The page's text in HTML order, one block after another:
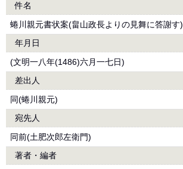
件名
蜷川親元書状案(畠山政長よりの見舞に答謝す)
年月日
(文明一八年(1486)六月一七日)
差出人
同(蜷川親元)
宛先人
同前(土肥次郎左衛門)
著者・編者